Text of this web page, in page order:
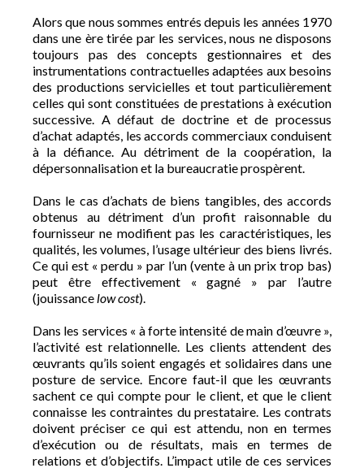
Alors que nous sommes entrés depuis les années 1970
dans une ère tirée par les services, nous ne disposons
toujours pas des concepts gestionnaires et des
instrumentations contractuelles adaptées aux besoins
des productions servicielles et tout particulièrement
celles qui sont constituées de prestations à exécution
successive. A défaut de doctrine et de processus
d’achat adaptés, les accords commerciaux conduisent
à la défiance. Au détriment de la coopération, la
dépersonnalisation et la bureaucratie prospèrent.
Dans le cas d’achats de biens tangibles, des accords
obtenus au détriment d’un profit raisonnable du
fournisseur ne modifient pas les caractéristiques, les
qualités, les volumes, l’usage ultérieur des biens livrés.
Ce qui est « perdu » par l’un (vente à un prix trop bas)
peut être effectivement « gagné » par l’autre
(jouissancelow cost).
Dans les services « à forte intensité de main d’œuvre »,
l’activité est relationnelle. Les clients attendent des
œuvrants qu’ils soient engagés et solidaires dans une
posture de service. Encore faut-il que les œuvrants
sachent ce qui compte pour le client, et que le client
connaisse les contraintes du prestataire. Les contrats
doivent préciser ce qui est attendu, non en termes
d’exécution ou de résultats, mais en termes de
relations et d’objectifs. L’impact utile de ces services